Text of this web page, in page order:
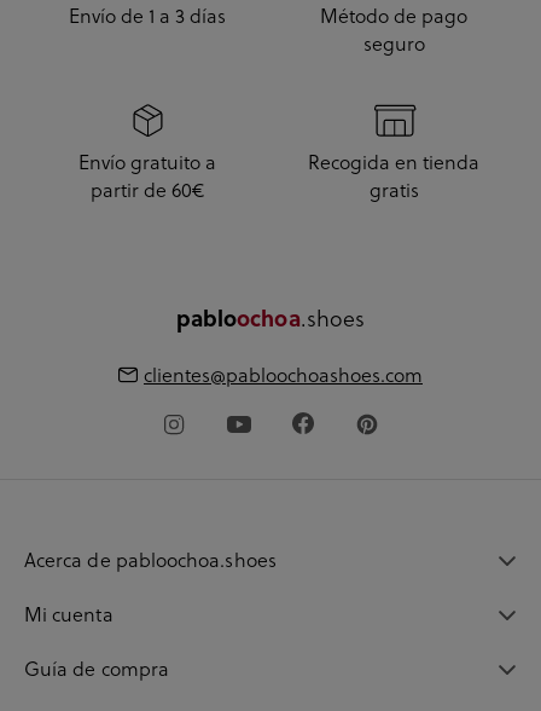
Envío de 1 a 3 días
Método de pago
seguro
Envío gratuito a
partir de 60€
Recogida en tienda
gratis
pabloochoa.shoes
clientes@pabloochoashoes.com
Acerca de pabloochoa.shoes
Mi cuenta
Guía de compra